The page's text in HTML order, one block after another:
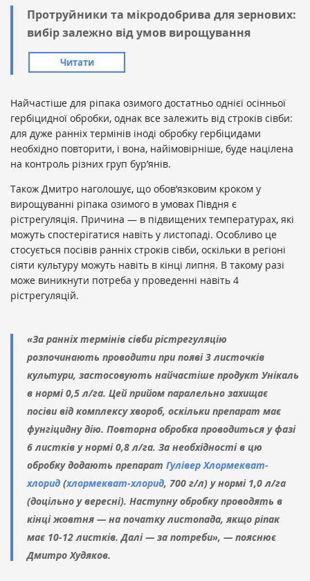
Протруйники та мікродобрива для зернових:
вибір залежно від умов вирощування
Читати
Найчастіше для ріпака озимого достатньо однієї осінньої
гербіцидної обробки, однак все залежить від строків сівби:
для дуже ранніх термінів іноді обробку гербіцидами
необхідно повторити, і вона, найімовірніше, буде націлена
на контроль різних груп бур’янів.
Також Дмитро наголошує, що обов’язковим кроком у
вирощуванні ріпака озимого в умовах Півдня є
рістрегуляція. Причина — в підвищених температурах, які
можуть спостерігатися навіть у листопаді. Особливо це
стосується посівів ранніх строків сівби, оскільки в регіоні
сіяти культуру можуть навіть в кінці липня. В такому разі
може виникнути потреба у проведенні навіть 4
рістрегуляцій.
«За ранніх термінів сівби рістрегуляцію
розпочинають проводити при появі 3 листочків
культури, застосовують найчастіше продукт Унікаль
в нормі 0,5 л/га. Цей прийом паралельно захищає
посіви від комплексу хвороб, оскільки препарат має
фунгіцидну дію. Повторна обробка проводиться у фазі
6 листків у нормі 0,8 л/га. За необхідності в цю
обробку додають препарат Гулівер Хлормекват-
хлорид (хлормекват-хлорид, 700 г/л) у нормі 1,0 л/га
(доцільно у вересні). Наступну обробку проводять в
кінці жовтня — на початку листопада, якщо ріпак
має 10-12 листків. Далі — за потреби», — пояснює
Дмитро Худяков.